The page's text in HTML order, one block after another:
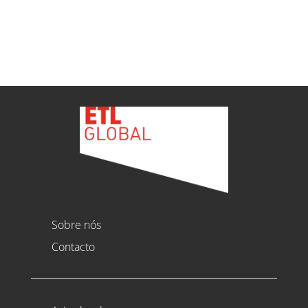
Sobre nós
Contacto